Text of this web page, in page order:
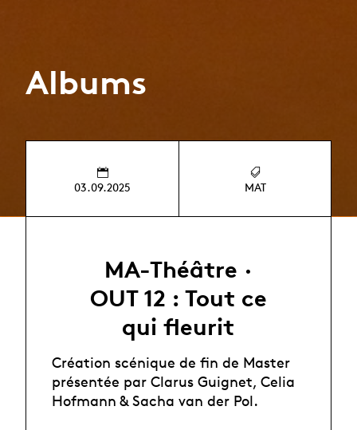
Albums
03.09.2025 MAT
MA-Théâtre ·
OUT 12 : Tout ce
qui fleurit
Création scénique de fin de Master
présentée par Clarus Guignet, Celia
Hofmann & Sacha van der Pol.